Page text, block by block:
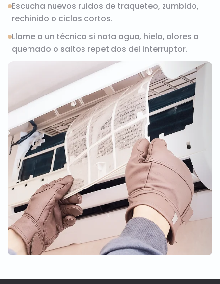
Escucha nuevos ruidos de traqueteo, zumbido,
rechinido o ciclos cortos.
Llame a un técnico si nota agua, hielo, olores a
quemado o saltos repetidos del interruptor.